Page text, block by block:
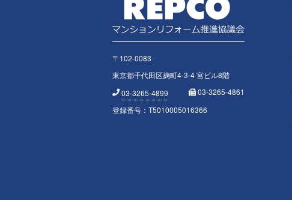
〒102-0083
東京都千代田区麹町4-3-4 宮ビル8階
03-3265-4899
03-3265-4861
登録番号：T5010005016366